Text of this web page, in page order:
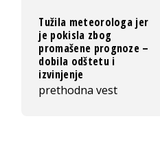
Tužila meteorologa jer
je pokisla zbog
promašene prognoze –
dobila odštetu i
izvinjenje
prethodna vest